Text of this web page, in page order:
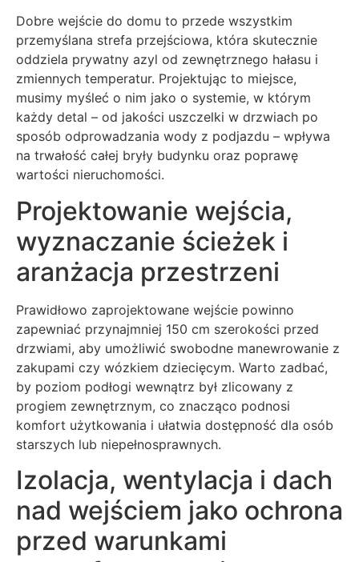
Dobre wejście do domu to przede wszystkim
przemyślana strefa przejściowa, która skutecznie
oddziela prywatny azyl od zewnętrznego hałasu i
zmiennych temperatur. Projektując to miejsce,
musimy myśleć o nim jako o systemie, w którym
każdy detal – od jakości uszczelki w drzwiach po
sposób odprowadzania wody z podjazdu – wpływa
na trwałość całej bryły budynku oraz poprawę
wartości nieruchomości.
Projektowanie wejścia,
wyznaczanie ścieżek i
aranżacja przestrzeni
Prawidłowo zaprojektowane wejście powinno
zapewniać przynajmniej 150 cm szerokości przed
drzwiami, aby umożliwić swobodne manewrowanie z
zakupami czy wózkiem dziecięcym. Warto zadbać,
by poziom podłogi wewnątrz był zlicowany z
progiem zewnętrznym, co znacząco podnosi
komfort użytkowania i ułatwia dostępność dla osób
starszych lub niepełnosprawnych.
Izolacja, wentylacja i dach
nad wejściem jako ochrona
przed warunkami